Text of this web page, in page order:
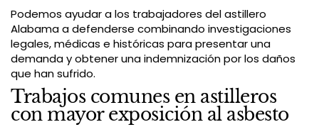
Podemos ayudar a los trabajadores del astillero
Alabama a defenderse combinando investigaciones
legales, médicas e históricas para presentar una
demanda y obtener una indemnización por los daños
que han sufrido.
Trabajos comunes en astilleros
con mayor exposición al asbesto